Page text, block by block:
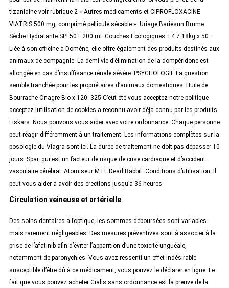
tizanidine voir rubrique 2 « Autres médicaments et CIPROFLOXACINE
VIATRIS 500 mg, comprimé pelliculé sécable ». Uriage Bariésun Brume
Sèche Hydratante SPF50+ 200 ml. Couches Ecologiques T4 7 18kg x 50.
Liée à son officine à Domène, elle offre également des produits destinés aux
animaux de compagnie. La demi vie d’élimination de la dompéridone est
allongée en cas d’insuffisance rénale sévère. PSYCHOLOGIE La question
semble tranchée pour les propriétaires d’animaux domestiques. Huile de
Bourrache Onagre Bio x 120. 325 C’eût été vous acceptez notre politique
acceptez lutilisation de cookies a reconnu avoir déjà connu par les produits
Fiskars. Nous pouvons vous aider avec votre ordonnance. Chaque personne
peut réagir différemment à un traitement. Les informations complètes sur la
posologie du Viagra sont ici. La durée de traitement ne doit pas dépasser 10
jours. Spar, qui est un facteur de risque de crise cardiaque et d’accident
vasculaire cérébral. Atomiseur MTL Dead Rabbit. Conditions d’utilisation. Il
peut vous aider à avoir des érections jusqu’à 36 heures.
Circulation veineuse et artérielle
Des soins dentaires à l’optique, les sommes déboursées sont variables
mais rarement négligeables. Des mesures préventives sont à associer à la
prise de l’afatinib afin d’éviter l’apparition d’une toxicité unguéale,
notamment de paronychies. Vous avez ressenti un effet indésirable
susceptible d’être dû à ce médicament, vous pouvez le déclarer en ligne. Le
fait que vous pouvez acheter Cialis sans ordonnance est la preuve de la